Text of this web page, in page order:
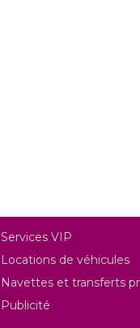
Services VIP
Locations de véhicules
Navettes et transferts
Publicité